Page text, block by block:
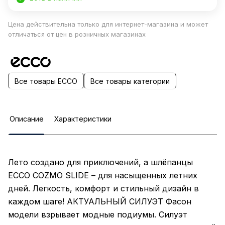
Цена действительна только для интернет-магазина и может
отличаться от цен в розничных магазинах
Все товары ECCO Все товары категории
Описание Характеристики
Лето создано для приключений, а шлёпанцы
ECCO COZMO SLIDE – для насыщенных летних
дней. Легкость, комфорт и стильный дизайн в
каждом шаге! АКТУАЛЬНЫЙ СИЛУЭТ Фасон
модели взрывает модные подиумы. Силуэт